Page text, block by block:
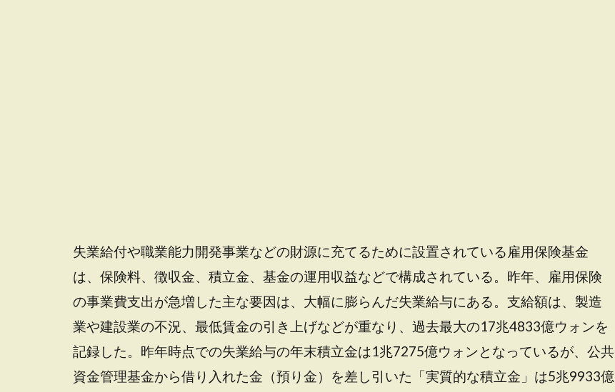
失業給付や職業能力開発事業などの財源に充てるために設置されている雇用保険基金
は、保険料、徴収金、積立金、基金の運用収益などで構成されている。昨年、雇用保険
の事業費支出が急増した主な要因は、大幅に膨らんだ失業給与にある。支給額は、製造
業や建設業の不況、最低賃金の引き上げなどが重なり、過去最大の17兆4833億ウォンを
記録した。昨年時点での失業給与の年末積立金は1兆7275億ウォンとなっているが、公共
資金管理基金から借り入れた金（預り金）を差し引いた「実質的な積立金」は5兆9933億